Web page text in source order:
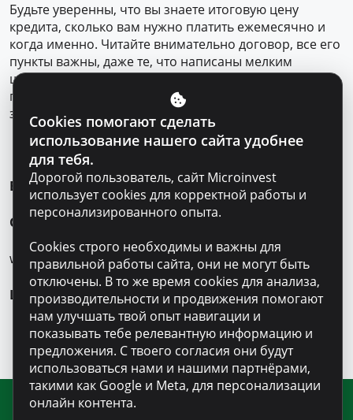
Будьте уверенны, что вы знаете итоговую цену
кредита, сколько вам нужно платить ежемесячно и
когда именно. Читайте внимательно договор, все его
пункты важны, даже те, что написаны мелким
шрифтом. Вы имеете право получить
предконтрактную информацию и пример договора
заранее и все спокойно подсчитать и взвесить.
Выбирайте финансового партнера грамотно.
GMW25 — 31 марта 2019 года
www.globalmoneyweek.org
Learn.Save.Earn.
Cookies помогают сделать
использование нашего сайта удобнее
для тебя.
Дорогой пользователь, сайт Microinvest
использует cookies для корректной работы и
персонализированного опыта.
Cookies строго необходимы и важны для
правильной работы сайта, они не могут быть
отключены. В то же время cookies для анализа,
производительности и продвижения помогают
нам улучшать твой опыт навигации и
показывать тебе релевантную информацию и
предложения. С твоего согласия они будут
использоваться нами и нашими партнёрами,
такими как Google и Meta, для персонализации
онлайн контента.